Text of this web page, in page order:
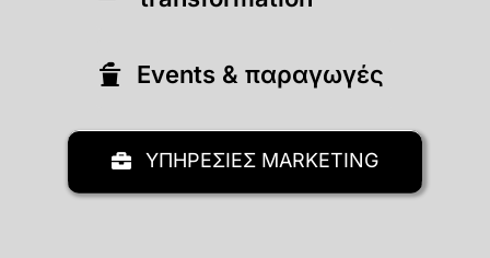
Εvents & παραγωγές
ΥΠΗΡΕΣΙΕΣ MARKETING